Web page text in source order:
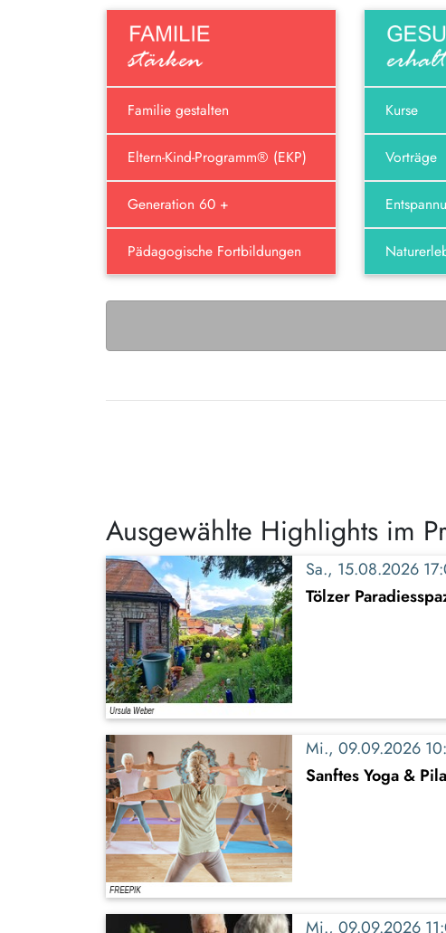
Familie gestalten
Eltern-Kind-Programm® (EKP)
Generation 60 +
Pädagogische Fortbildungen
Kurse
Vorträge
Ausgewählte Highlights im
Sa., 15.08.2026
Tölzer
Mi., 09.09.2026
Sanftes Yoga &
Mi., 09.09.2026